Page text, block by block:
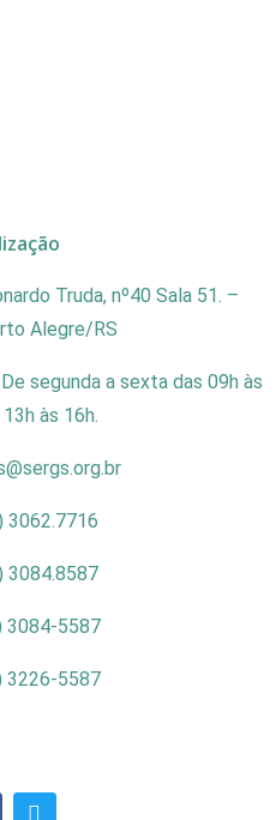
Truda, nº40 Sala 51. –
Alegre/RS
De segunda a sexta das 09h às
às 16h.
3062.7716
3084.8587
3084-5587
3226-5587